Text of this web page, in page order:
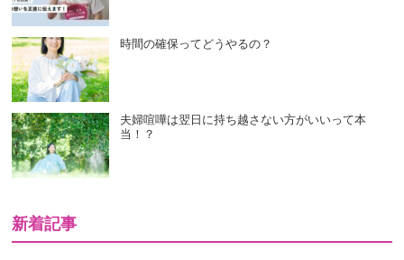
時間の確保ってどうやるの？
夫婦喧嘩は翌日に持ち越さない方がいいって本
当！？
新着記事